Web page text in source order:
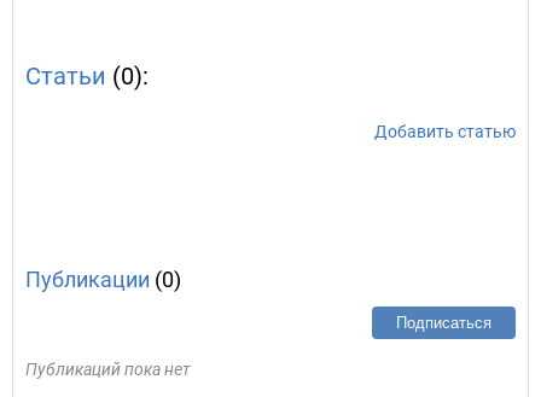
Статьи (0):
Добавить статью
Публикации (0)
Подписаться
Публикаций пока нет